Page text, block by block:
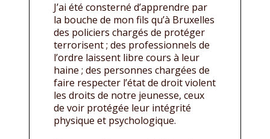
J’ai été consterné d’apprendre par
la bouche de mon fils qu’à Bruxelles
des policiers chargés de protéger
terrorisent ; des professionnels de
l’ordre laissent libre cours à leur
haine ; des personnes chargées de
faire respecter l’état de droit violent
les droits de notre jeunesse, ceux
de voir protégée leur intégrité
physique et psychologique.